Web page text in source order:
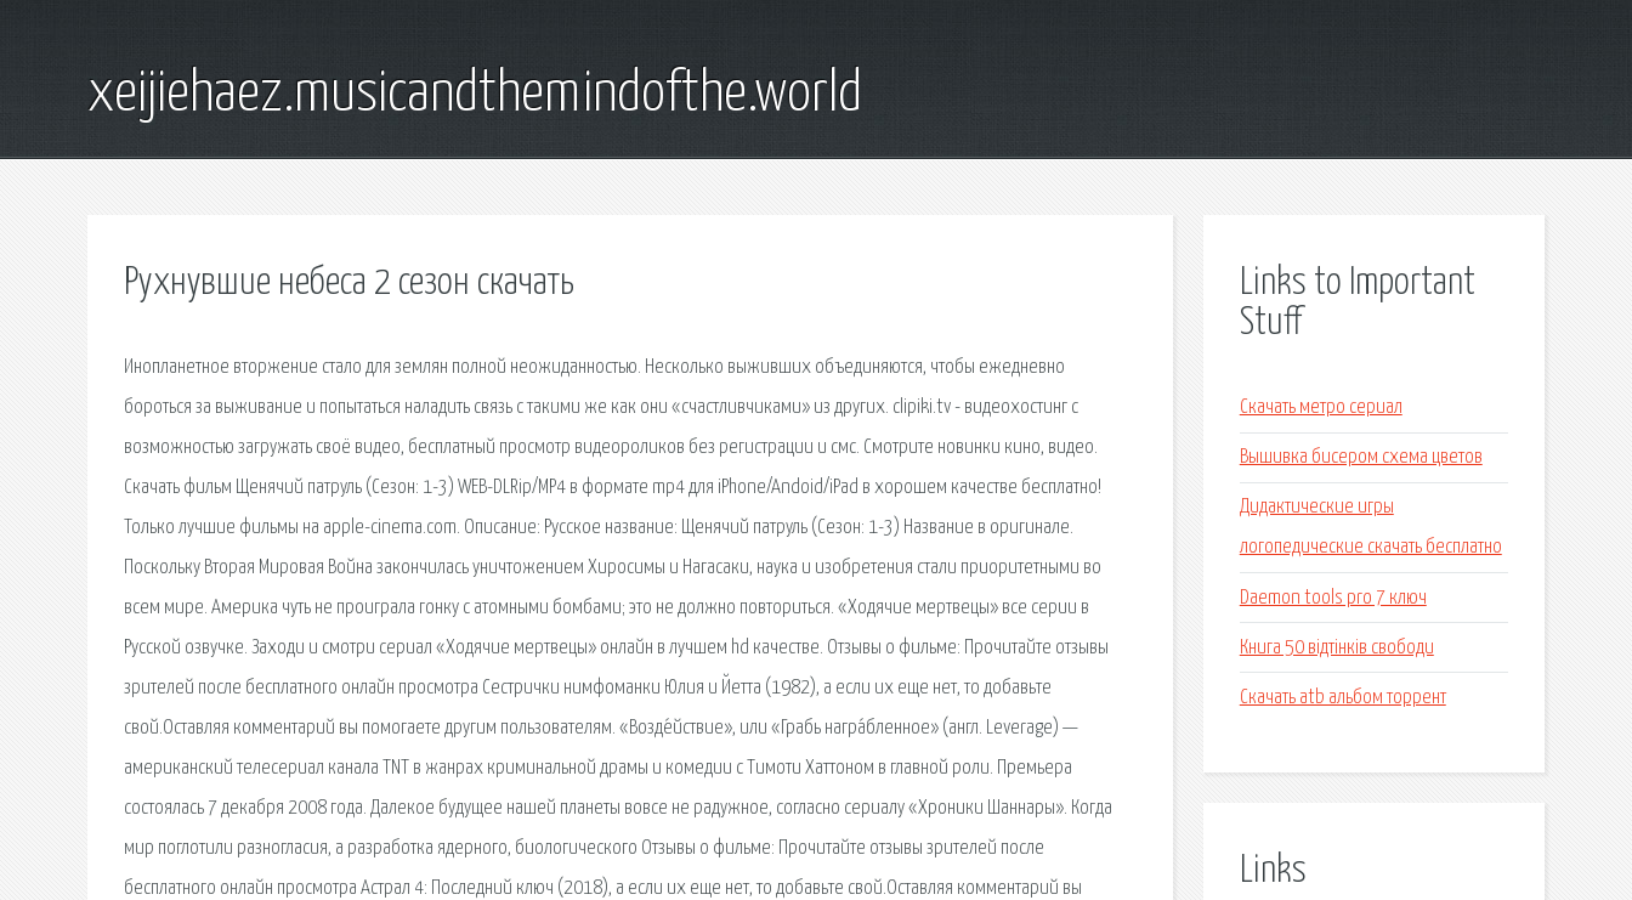
xeijiehaez.musicandthemindofthe.world
Рухнувшие небеса 2 сезон скачать
Инопланетное вторжение стало для землян полной неожиданностью. Несколько выживших объединяются, чтобы ежедневно
бороться за выживание и попытаться наладить связь с такими же как они «счастливчиками» из других. clipiki.tv - видеохостинг с
возможностью загружать своё видео, бесплатный просмотр видеороликов без регистрации и смс. Смотрите новинки кино, видео.
Скачать фильм Щенячий патруль (Сезон: 1-3) WEB-DLRip/MP4 в формате mp4 для iPhone/Andoid/iPad в хорошем качестве бесплатно!
Только лучшие фильмы на apple-cinema.com. Описание: Русское название: Щенячий патруль (Сезон: 1-3) Название в оригинале.
Поскольку Вторая Мировая Война закончилась уничтожением Хиросимы и Нагасаки, наука и изобретения стали приоритетными во
всем мире. Америка чуть не проиграла гонку с атомными бомбами; это не должно повториться. «Ходячие мертвецы» все серии в
Русской озвучке. Заходи и смотри сериал «Ходячие мертвецы» онлайн в лучшем hd качестве. Отзывы о фильме: Прочитайте отзывы
зрителей после бесплатного онлайн просмотра Сестрички нимфоманки Юлия и Йетта (1982), а если их еще нет, то добавьте
свой.Оставляя комментарий вы помогаете другим пользователям. «Возде́йствие», или «Грабь награ́бленное» (англ. Leverage) —
американский телесериал канала TNT в жанрах криминальной драмы и комедии с Тимоти Хаттоном в главной роли. Премьера
состоялась 7 декабря 2008 года. Далекое будущее нашей планеты вовсе не радужное, согласно сериалу «Хроники Шаннары». Когда
мир поглотили разногласия, а разработка ядерного, биологического Отзывы о фильме: Прочитайте отзывы зрителей после
бесплатного онлайн просмотра Астрал 4: Последний ключ (2018), а если их еще нет, то добавьте свой.Оставляя комментарий вы
Links to Important
Stuff
Скачать метро сериал
Вышивка бисером схема цветов
Дидактические игры
логопедические скачать бесплатно
Daemon tools pro 7 ключ
Книга 50 відтінків свободи
Скачать atb альбом торрент
Links